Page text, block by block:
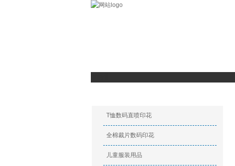
T恤数码直喷印花
全棉裁片数码印花
儿童服装用品